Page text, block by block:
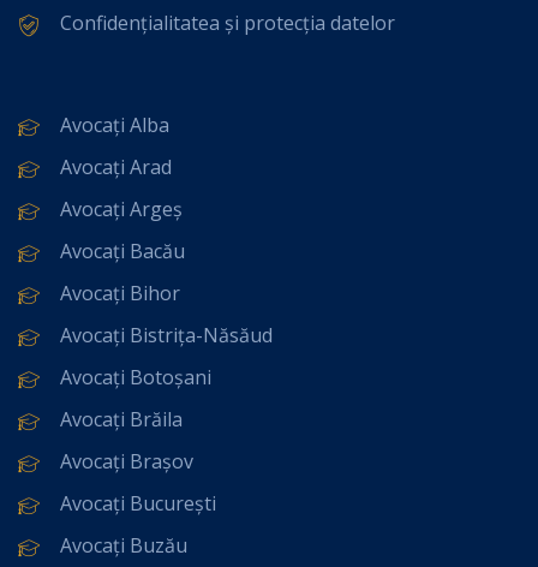
Confidențialitatea și protecția datelor
Avocați Alba
Avocați Arad
Avocați Argeș
Avocați Bacău
Avocați Bihor
Avocați Bistrița-Năsăud
Avocați Botoșani
Avocați Brăila
Avocați Brașov
Avocați București
Avocați Buzău